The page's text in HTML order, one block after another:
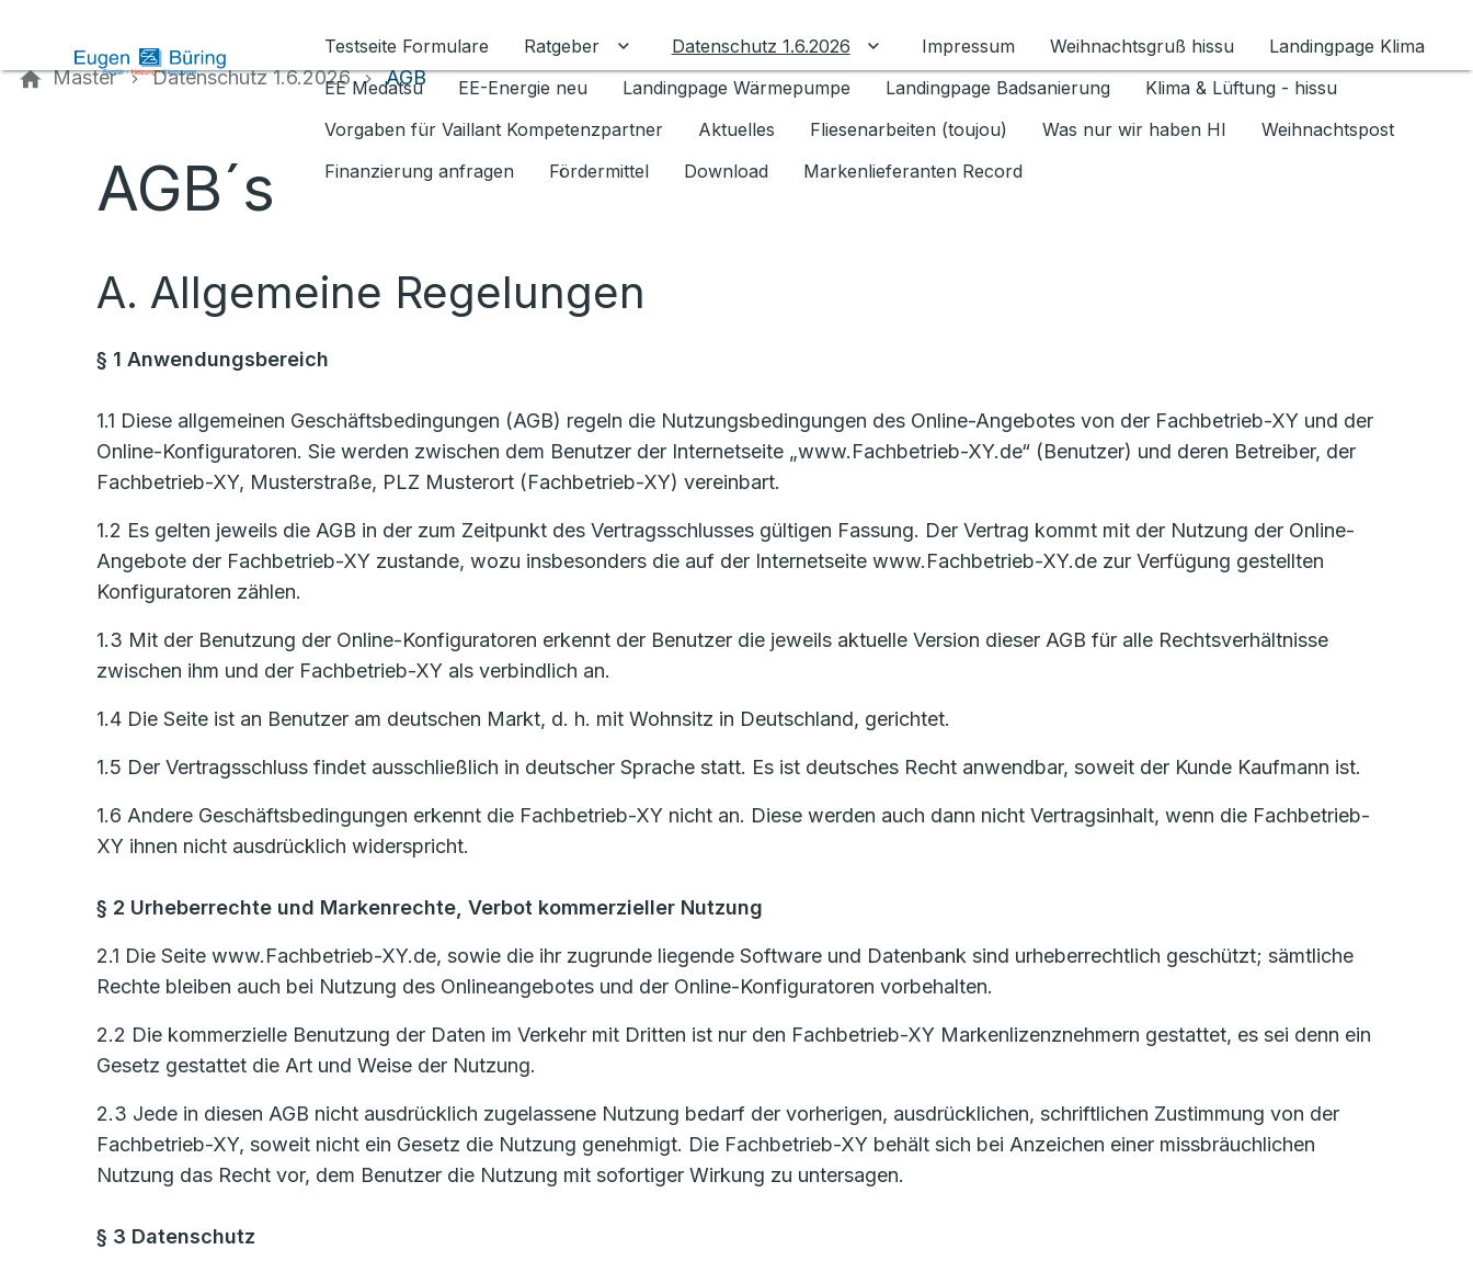
Testseite Formulare
Ratgeber Untermenü für Ratgeber umschalten
Datenschutz 1.6.2026 Untermenü für Datenschutz 1.6.2026 umschalten
Impressum Weihnachtsgruß hissu
Landingpage Klima
EE Medatsu
EE-Energie neu Landingpage Wärmepumpe Landingpage Badsanierung
Klima & Lüftung - hissu
Vorgaben für Vaillant Kompetenzpartner
Aktuelles Fliesenarbeiten (toujou) Was nur wir haben HI
Weihnachtspost
Finanzierung anfragen
Fördermittel Download Markenlieferanten Record
Master Datenschutz 1.6.2026 AGB
AGB´s
A. Allgemeine Regelungen
§ 1 Anwendungsbereich
1.1 Diese allgemeinen Geschäftsbedingungen (AGB) regeln die Nutzungsbedingungen des Online-Angebotes von der Fachbetrieb-XY und der
Online-Konfiguratoren. Sie werden zwischen dem Benutzer der Internetseite „www.Fachbetrieb-XY.de“ (Benutzer) und deren Betreiber, der
Fachbetrieb-XY, Musterstraße, PLZ Musterort (Fachbetrieb-XY) vereinbart.
1.2 Es gelten jeweils die AGB in der zum Zeitpunkt des Vertragsschlusses gültigen Fassung. Der Vertrag kommt mit der Nutzung der Online-
Angebote der Fachbetrieb-XY zustande, wozu insbesonders die auf der Internetseite www.Fachbetrieb-XY.de zur Verfügung gestellten
Konfiguratoren zählen.
1.3 Mit der Benutzung der Online-Konfiguratoren erkennt der Benutzer die jeweils aktuelle Version dieser AGB für alle Rechtsverhältnisse
zwischen ihm und der Fachbetrieb-XY als verbindlich an.
1.4 Die Seite ist an Benutzer am deutschen Markt, d. h. mit Wohnsitz in Deutschland, gerichtet.
1.5 Der Vertragsschluss findet ausschließlich in deutscher Sprache statt. Es ist deutsches Recht anwendbar, soweit der Kunde Kaufmann ist.
1.6 Andere Geschäftsbedingungen erkennt die Fachbetrieb-XY nicht an. Diese werden auch dann nicht Vertragsinhalt, wenn die Fachbetrieb-
XY ihnen nicht ausdrücklich widerspricht.
§ 2 Urheberrechte und Markenrechte, Verbot kommerzieller Nutzung
2.1 Die Seite www.Fachbetrieb-XY.de, sowie die ihr zugrunde liegende Software und Datenbank sind urheberrechtlich geschützt; sämtliche
Rechte bleiben auch bei Nutzung des Onlineangebotes und der Online-Konfiguratoren vorbehalten.
2.2 Die kommerzielle Benutzung der Daten im Verkehr mit Dritten ist nur den Fachbetrieb-XY Markenlizenznehmern gestattet, es sei denn ein
Gesetz gestattet die Art und Weise der Nutzung.
2.3 Jede in diesen AGB nicht ausdrücklich zugelassene Nutzung bedarf der vorherigen, ausdrücklichen, schriftlichen Zustimmung von der
Fachbetrieb-XY, soweit nicht ein Gesetz die Nutzung genehmigt. Die Fachbetrieb-XY behält sich bei Anzeichen einer missbräuchlichen
Nutzung das Recht vor, dem Benutzer die Nutzung mit sofortiger Wirkung zu untersagen.
§ 3 Datenschutz